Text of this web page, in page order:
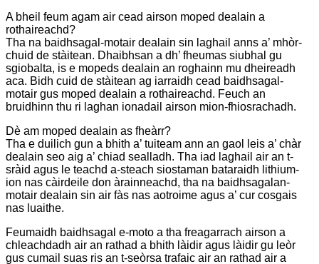
A bheil feum agam air cead airson moped dealain a
rothaireachd?
Tha na baidhsagal-motair dealain sin laghail anns a’ mhòr-
chuid de stàitean. Dhaibhsan a dh’ fheumas siubhal gu
sgiobalta, is e mopeds dealain an roghainn mu dheireadh
aca. Bidh cuid de stàitean ag iarraidh cead baidhsagal-
motair gus moped dealain a rothaireachd. Feuch an
bruidhinn thu ri laghan ionadail airson mion-fhiosrachadh.
Dè am moped dealain as fheàrr?
Tha e duilich gun a bhith a’ tuiteam ann an gaol leis a’ chàr
dealain seo aig a’ chiad sealladh. Tha iad laghail air an t-
sràid agus le teachd a-steach siostaman bataraidh lithium-
ion nas càirdeile don àrainneachd, tha na baidhsagalan-
motair dealain sin air fàs nas aotroime agus a’ cur cosgais
nas luaithe.
Feumaidh baidhsagal e-moto a tha freagarrach airson a
chleachdadh air an rathad a bhith làidir agus làidir gu leòr
gus cumail suas ris an t-seòrsa trafaic air an rathad air a